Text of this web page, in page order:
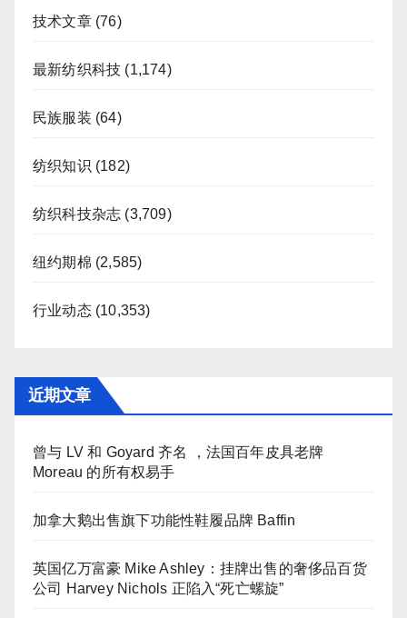
技术文章(76)
最新纺织科技 (1,174)
民族服装 (64)
纺织知识 (182)
纺织科技杂志 (3,709)
纽约期棉 (2,585)
行业动态(10,353)
近期文章
曾与 LV 和 Goyard 齐名 ，法国百年皮具老牌
Moreau 的所有权易手
加拿大鹅出售旗下功能性鞋履品牌 Baffin
英国亿万富豪 Mike Ashley：挂牌出售的奢侈品百货
公司 Harvey Nichols 正陷入“死亡螺旋”